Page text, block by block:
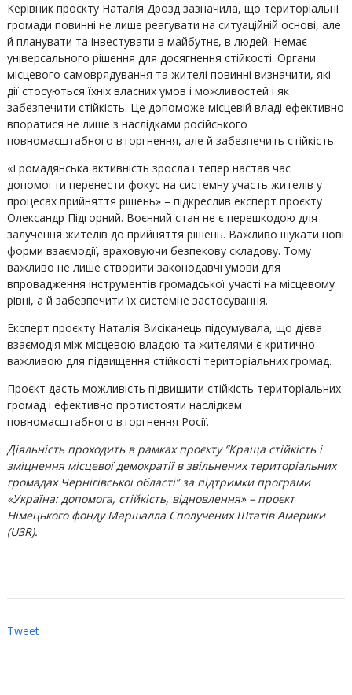
Керівник проєкту Наталія Дрозд зазначила, що територіальні
громади повинні не лише реагувати на ситуаційній основі, але
й планувати та інвестувати в майбутнє, в людей. Немає
універсального рішення для досягнення стійкості. Органи
місцевого самоврядування та жителі повинні визначити, які
дії стосуються їхніх власних умов і можливостей і як
забезпечити стійкість. Це допоможе місцевій владі ефективно
впоратися не лише з наслідками російського
повномасштабного вторгнення, але й забезпечить стійкість.
«Громадянська активність зросла і тепер настав час
допомогти перенести фокус на системну участь жителів у
процесах прийняття рішень» – підкреслив експерт проєкту
Олександр Підгорний. Воєнний стан не є перешкодою для
залучення жителів до прийняття рішень. Важливо шукати нові
форми взаємодії, враховуючи безпекову складову. Тому
важливо не лише створити законодавчі умови для
впровадження інструментів громадської участі на місцевому
рівні, а й забезпечити їх системне застосування.
Експерт проєкту Наталія Висіканець підсумувала, що дієва
взаємодія між місцевою владою та жителями є критично
важливою для підвищення стійкості територіальних громад.
Проєкт дасть можливість підвищити стійкість територіальних
громад і ефективно протистояти наслідкам
повномасштабного вторгнення Росії.
Діяльність проходить в рамках проєкту “Краща стійкість і
зміцнення місцевої демократії в звільнених територіальних
громадах Чернігівської області” за підтримки програми
«Україна: допомога, стійкість, відновлення» – проєкт
Німецького фонду Маршалла Сполучених Штатів Америки
(U3R).
Tweet